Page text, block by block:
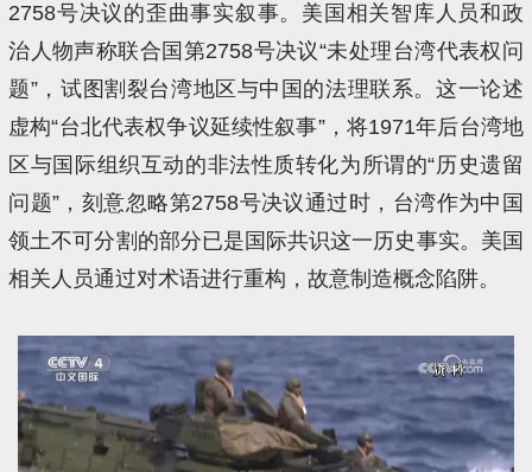
2758号决议的歪曲事实叙事。美国相关智库人员和政
治人物声称联合国第2758号决议“未处理台湾代表权问
题”，试图割裂台湾地区与中国的法理联系。这一论述
虚构“台北代表权争议延续性叙事”，将1971年后台湾地
区与国际组织互动的非法性质转化为所谓的“历史遗留
问题”，刻意忽略第2758号决议通过时，台湾作为中国
领土不可分割的部分已是国际共识这一历史事实。美国
相关人员通过对术语进行重构，故意制造概念陷阱。